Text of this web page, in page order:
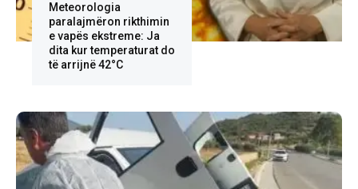
Meteorologia
paralajmëron rikthimin
e vapës ekstreme: Ja
dita kur temperaturat do
të arrijnë 42°C